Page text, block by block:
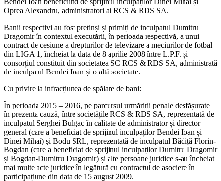
Oprea Alexandru, administratori ai RCS & RDS SA.
Banii respectivi au fost pretinși și primiți de inculpatul Dumitru
Dragomir în contextul executării, în perioada respectivă, a unui
contract de cesiune a drepturilor de televizare a meciurilor de fotbal
din LIGA 1, încheiat la data de 8 aprilie 2008 între L.P.F. și
consorțiul constituit din societatea SC RCS & RDS SA, administrată
de inculpatul Bendei Ioan și o altă societate.
Cu privire la infracțiunea de spălare de bani:
În perioada 2015 – 2016, pe parcursul urmăririi penale desfășurate
în prezenta cauză, între societățile RCS & RDS SA, reprezentată de
inculpatul Serghei Bulgac în calitate de administrator și director
general (care a beneficiat de sprijinul inculpaților Bendei Ioan și
Dinei Mihai) și Bodu SRL, reprezentată de inculpatul Bădiță Florin-
Bogdan (care a beneficiat de sprijinul inculpaților Dumitru Dragomir
și Bogdan-Dumitru Dragomir) și alte persoane juridice s-au încheiat
mai multe acte juridice în legătură cu contractul de asociere în
participațiune din data de 15 august 2009.